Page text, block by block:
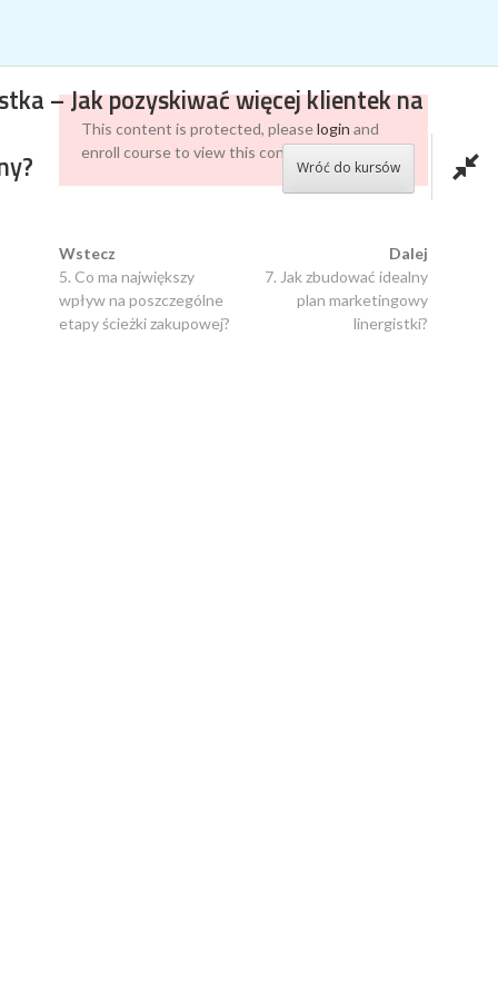
DOCHODOWA LINERGISTKA – JAK
POZYSKIWAĆ WIĘCEJ KLIENTEK NA
MAKIJAŻ PERMANENTNY?
– Jak pozyskiwać więcej klientek na
Wróć do kursów
This content is protected, pleaselogin and
enroll course to view this content!
Wstecz
5. Co ma największy
wpływ na poszczególne
etapy ścieżki zakupowej?
Dalej
7. Jak zbudować idealny
plan marketingowy
linergistki?